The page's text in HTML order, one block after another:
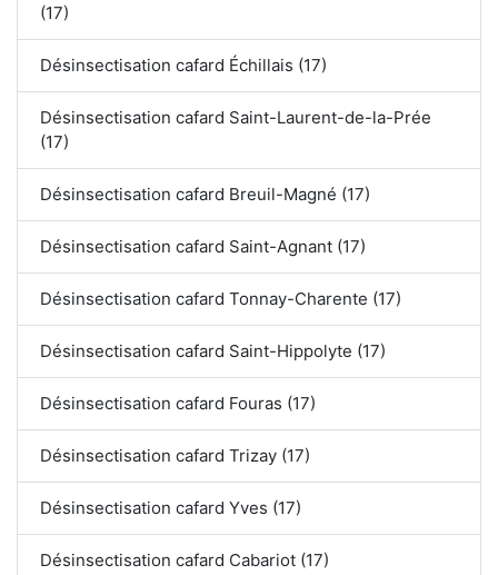
(17)
Désinsectisation cafard Échillais (17)
Désinsectisation cafard Saint-Laurent-de-la-Prée
(17)
Désinsectisation cafard Breuil-Magné (17)
Désinsectisation cafard Saint-Agnant (17)
Désinsectisation cafard Tonnay-Charente (17)
Désinsectisation cafard Saint-Hippolyte (17)
Désinsectisation cafard Fouras (17)
Désinsectisation cafard Trizay (17)
Désinsectisation cafard Yves (17)
Désinsectisation cafard Cabariot (17)